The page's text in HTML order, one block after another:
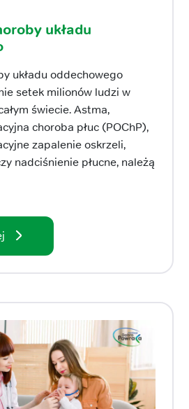
układu
układu oddechowego
setek milionów ludzi w
świecie. Astma,
choroba płuc (POChP),
zapalenie oskrzeli,
nadciśnienie płucne, należą